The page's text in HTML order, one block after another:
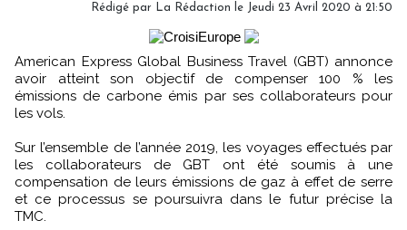
Rédigé par La Rédaction le Jeudi 23 Avril 2020 à 21:50
American Express Global Business Travel (GBT) annonce
avoir atteint son objectif de compenser 100 % les
émissions de carbone émis par ses collaborateurs pour
les vols.
Sur l’ensemble de l’année 2019, les voyages effectués par
les collaborateurs de GBT ont été soumis à une
compensation de leurs émissions de gaz à effet de serre
et ce processus se poursuivra dans le futur précise la
TMC.